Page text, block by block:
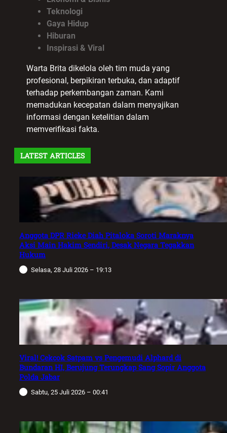
Teknologi
Gaya Hidup
Hiburan
Inspirasi & Viral
Warta Brita dikelola oleh tim muda yang
profesional, berpikiran terbuka, dan adaptif
terhadap perkembangan zaman. Kami
memadukan kecepatan dalam menyajikan
informasi dengan ketelitian dalam
memverifikasi fakta.
LATEST ARTICLES
Anggota DPR Rieke Diah Pitaloka Soroti Maraknya
Aksi Main Hakim Sendiri, Desak Negara Tegakkan
Hukum
Selasa, 28 Juli 2026 – 19:13
Viral! Cekcok Satpam vs Pengemudi Alphard di
Bundaran HI, Berujung Terungkap Sang Sopir Anggota
Polda Jabar
Sabtu, 25 Juli 2026 – 00:41